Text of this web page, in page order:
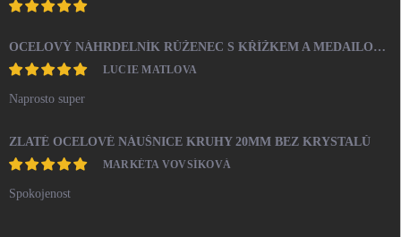
OCELOVÝ NÁHRDELNÍK RŮŽENEC S KŘÍŽKEM A MEDAILONEM
LUCIE MATLOVA
Naprosto super
ZLATÉ OCELOVÉ NÁUŠNICE KRUHY 20MM BEZ KRYSTALŮ
MARKÉTA VOVSÍKOVÁ
Spokojenost